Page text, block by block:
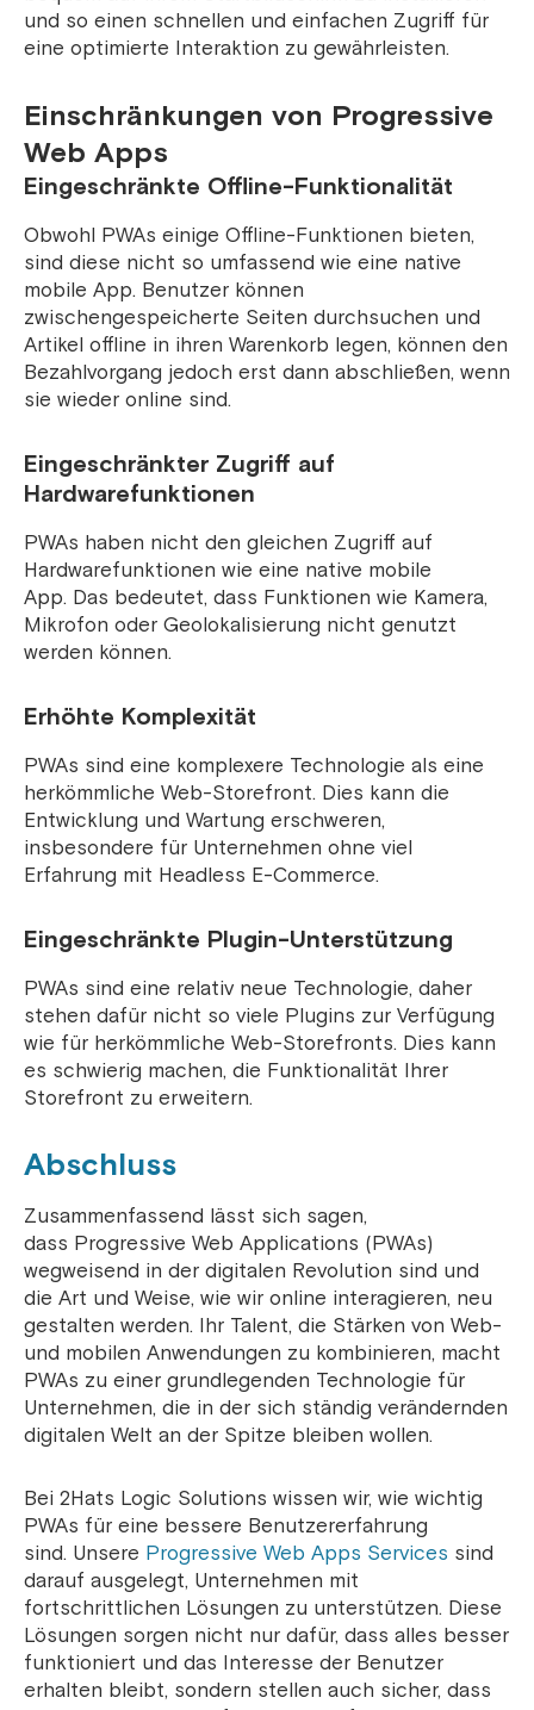
und so einen schnellen und einfachen Zugriff für
eine optimierte Interaktion zu gewährleisten.
Einschränkungen von Progressive
Web Apps
Eingeschränkte Offline-Funktionalität
Obwohl PWAs einige Offline-Funktionen bieten,
sind diese nicht so umfassend wie eine native
mobile App. Benutzer können
zwischengespeicherte Seiten durchsuchen und
Artikel offline in ihren Warenkorb legen, können den
Bezahlvorgang jedoch erst dann abschließen, wenn
sie wieder online sind.
Eingeschränkter Zugriff auf
Hardwarefunktionen
PWAs haben nicht den gleichen Zugriff auf
Hardwarefunktionen wie eine native mobile
App. Das bedeutet, dass Funktionen wie Kamera,
Mikrofon oder Geolokalisierung nicht genutzt
werden können.
Erhöhte Komplexität
PWAs sind eine komplexere Technologie als eine
herkömmliche Web-Storefront. Dies kann die
Entwicklung und Wartung erschweren,
insbesondere für Unternehmen ohne viel
Erfahrung mit Headless E-Commerce.
Eingeschränkte Plugin-Unterstützung
PWAs sind eine relativ neue Technologie, daher
stehen dafür nicht so viele Plugins zur Verfügung
wie für herkömmliche Web-Storefronts. Dies kann
es schwierig machen, die Funktionalität Ihrer
Storefront zu erweitern.
Abschluss
Zusammenfassend lässt sich sagen,
dass Progressive Web Applications (PWAs)
wegweisend in der digitalen Revolution sind und
die Art und Weise, wie wir online interagieren, neu
gestalten werden. Ihr Talent, die Stärken von Web-
und mobilen Anwendungen zu kombinieren, macht
PWAs zu einer grundlegenden Technologie für
Unternehmen, die in der sich ständig verändernden
digitalen Welt an der Spitze bleiben wollen.
Bei 2Hats Logic Solutions wissen wir, wie wichtig
PWAs für eine bessere Benutzererfahrung
sind. Unsere Progressive Web Apps Services sind
darauf ausgelegt, Unternehmen mit
fortschrittlichen Lösungen zu unterstützen. Diese
Lösungen sorgen nicht nur dafür, dass alles besser
funktioniert und das Interesse der Benutzer
erhalten bleibt, sondern stellen auch sicher, dass